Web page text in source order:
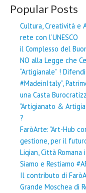
Popular Posts
Cultura, Creatività
rete con l’UNESCO
il Complesso del
NO alla Legge che
“Artigianale” !
#MadeinItaly”,
una Casta
"Artigianato &
?
FaròArte: "Art-Hub
gestione, per il
Liqian, Città Romana
Siamo e Restiamo
Il contributo di
Grande Moschea di